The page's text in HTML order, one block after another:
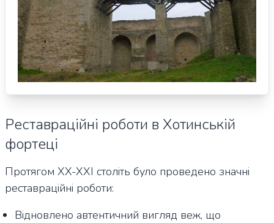
Реставраційні роботи в Хотинській
фортеці
Протягом XX-XXI століть було проведено значні
реставраційні роботи:
Відновлено автентичний вигляд веж, що